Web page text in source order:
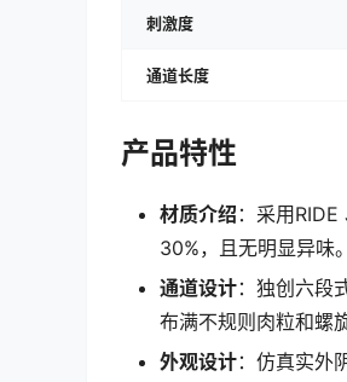
刺激度
通道长度
产品特性
材质介绍 ：采用
30%，且无明显异味
通道设计：独创六段
布满不规则肉粒和螺
外观设计：仿真实外